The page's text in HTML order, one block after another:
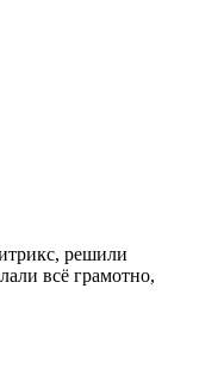
решили
всё грамотно,